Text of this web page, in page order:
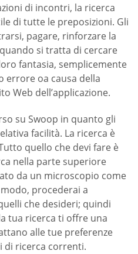
di incontri, la ricerca
di tutte le preposizioni. Gli
pagare, rinforzare la
si tratta di cercare
fantasia, semplicemente
errore oa causa della
Web dell’applicazione.
su Swoop in quanto gli
facilità. La ricerca è
quello che devi fare è
nella parte superiore
da un microscopio come
procederai a
che desideri; quindi
tua ricerca ti offre una
alle tue preferenze
di ricerca correnti.